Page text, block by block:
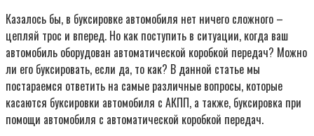
Казалось бы, в буксировке автомобиля нет ничего сложного –
цепляй трос и вперед. Но как поступить в ситуации, когда ваш
автомобиль оборудован автоматической коробкой передач? Можно
ли его буксировать, если да, то как? В данной статье мы
постараемся ответить на самые различные вопросы, которые
касаются буксировки автомобиля с АКПП, а также, буксировка при
помощи автомобиля с автоматической коробкой передач.